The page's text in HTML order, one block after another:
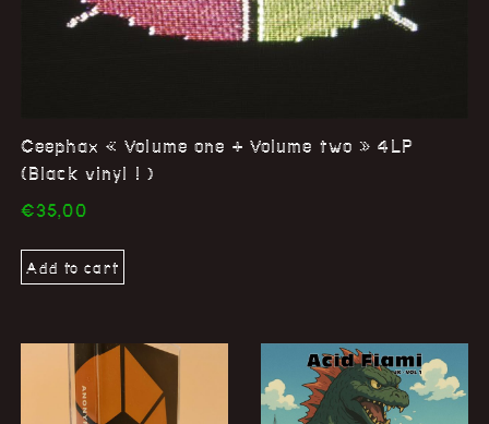
Ceephax « Volume one + Volume two » 4LP
(Black vinyl ! )
€35,00
Add to cart